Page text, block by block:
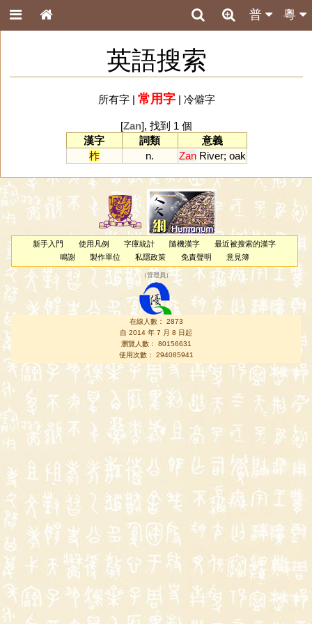
粵
普
英語搜索
所有字| 常用字| 冷僻字
[Zan], 找到 1 個
漢字
詞類
意義
柞
n. Zan River; oak
新手入門 使用凡例 字庫統計 隨機漢字
最近被搜索的漢字
鳴謝
製作單位 私隱政策 免責聲明 意見簿
（管理員 ）
在線人數： 2873
自 2014 年 7 月 8 日起
瀏覽人數： 80156631
使用次數： 294085941